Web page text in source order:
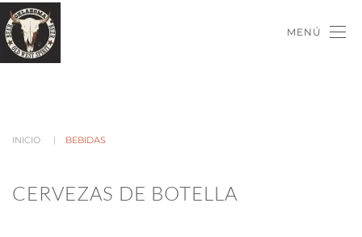
MENÚ
INICIO BEBIDAS
CERVEZAS DE BOTELLA